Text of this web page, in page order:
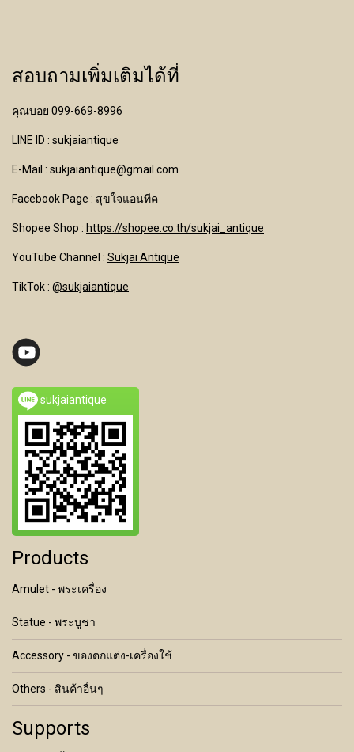
สอบถามเพิ่มเติมได้ที่
คุณบอย 099-669-8996
LINE ID : sukjaiantique
E-Mail : sukjaiantique@gmail.com
Facebook Page : สุขใจแอนทีค
Shopee Shop : https://shopee.co.th/sukjai_antique
YouTube Channel : Sukjai Antique
TikTok : @sukjaiantique
sukjaiantique
Products
Amulet - พระเครื่อง
Statue - พระบูชา
Accessory - ของตกแต่ง-เครื่องใช้
Others - สินค้าอื่นๆ
Supports